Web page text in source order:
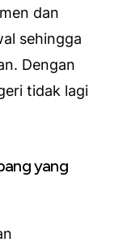
dan
sehingga
Dengan
tidak lagi
yang